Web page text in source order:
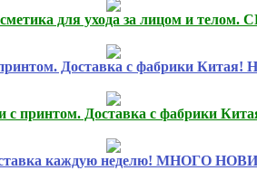
для ухода за лицом и телом.
Доставка с фабрики
с принтом. Доставка с фабрики
каждую неделю! МНОГО